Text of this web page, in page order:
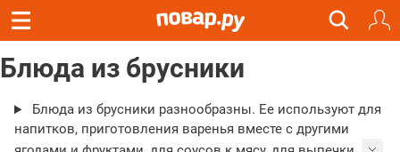
Блюда из брусники
Блюда из брусники разнообразны. Ее используют для
напитков, приготовления варенья вместе с другими